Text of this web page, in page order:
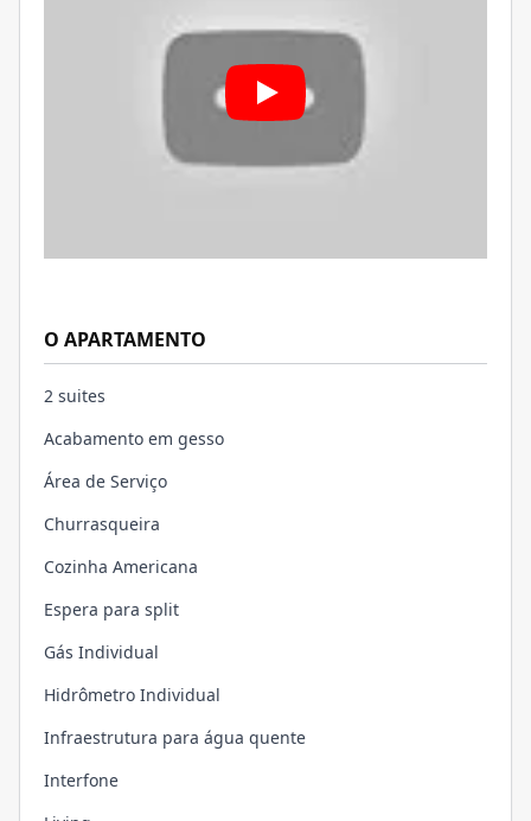
O APARTAMENTO
2 suites
Acabamento em gesso
Área de Serviço
Churrasqueira
Cozinha Americana
Espera para split
Gás Individual
Hidrômetro Individual
Infraestrutura para água quente
Interfone